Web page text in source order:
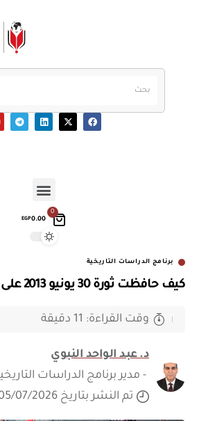
0
EGP0.00
برنامج الدراسات التاريخية
كيف حافظت ثورة 30 يونيو 2013 على العالم العربي ؟
د. عبد الواحد النبوي
- مدير برنامج الدراسات التاريخية
تم النشر بتاريخ 05/07/2026
وقت القراءة: 11 دقيقة